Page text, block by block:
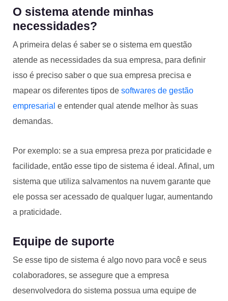
O sistema atende minhas
necessidades?
A primeira delas é saber se o sistema em questão
atende as necessidades da sua empresa, para definir
isso é preciso saber o que sua empresa precisa e
mapear os diferentes tipos de softwares de gestão
empresarial e entender qual atende melhor às suas
demandas.
Por exemplo: se a sua empresa preza por praticidade e
facilidade, então esse tipo de sistema é ideal. Afinal, um
sistema que utiliza salvamentos na nuvem garante que
ele possa ser acessado de qualquer lugar, aumentando
a praticidade.
Equipe de suporte
Se esse tipo de sistema é algo novo para você e seus
colaboradores, se assegure que a empresa
desenvolvedora do sistema possua uma equipe de